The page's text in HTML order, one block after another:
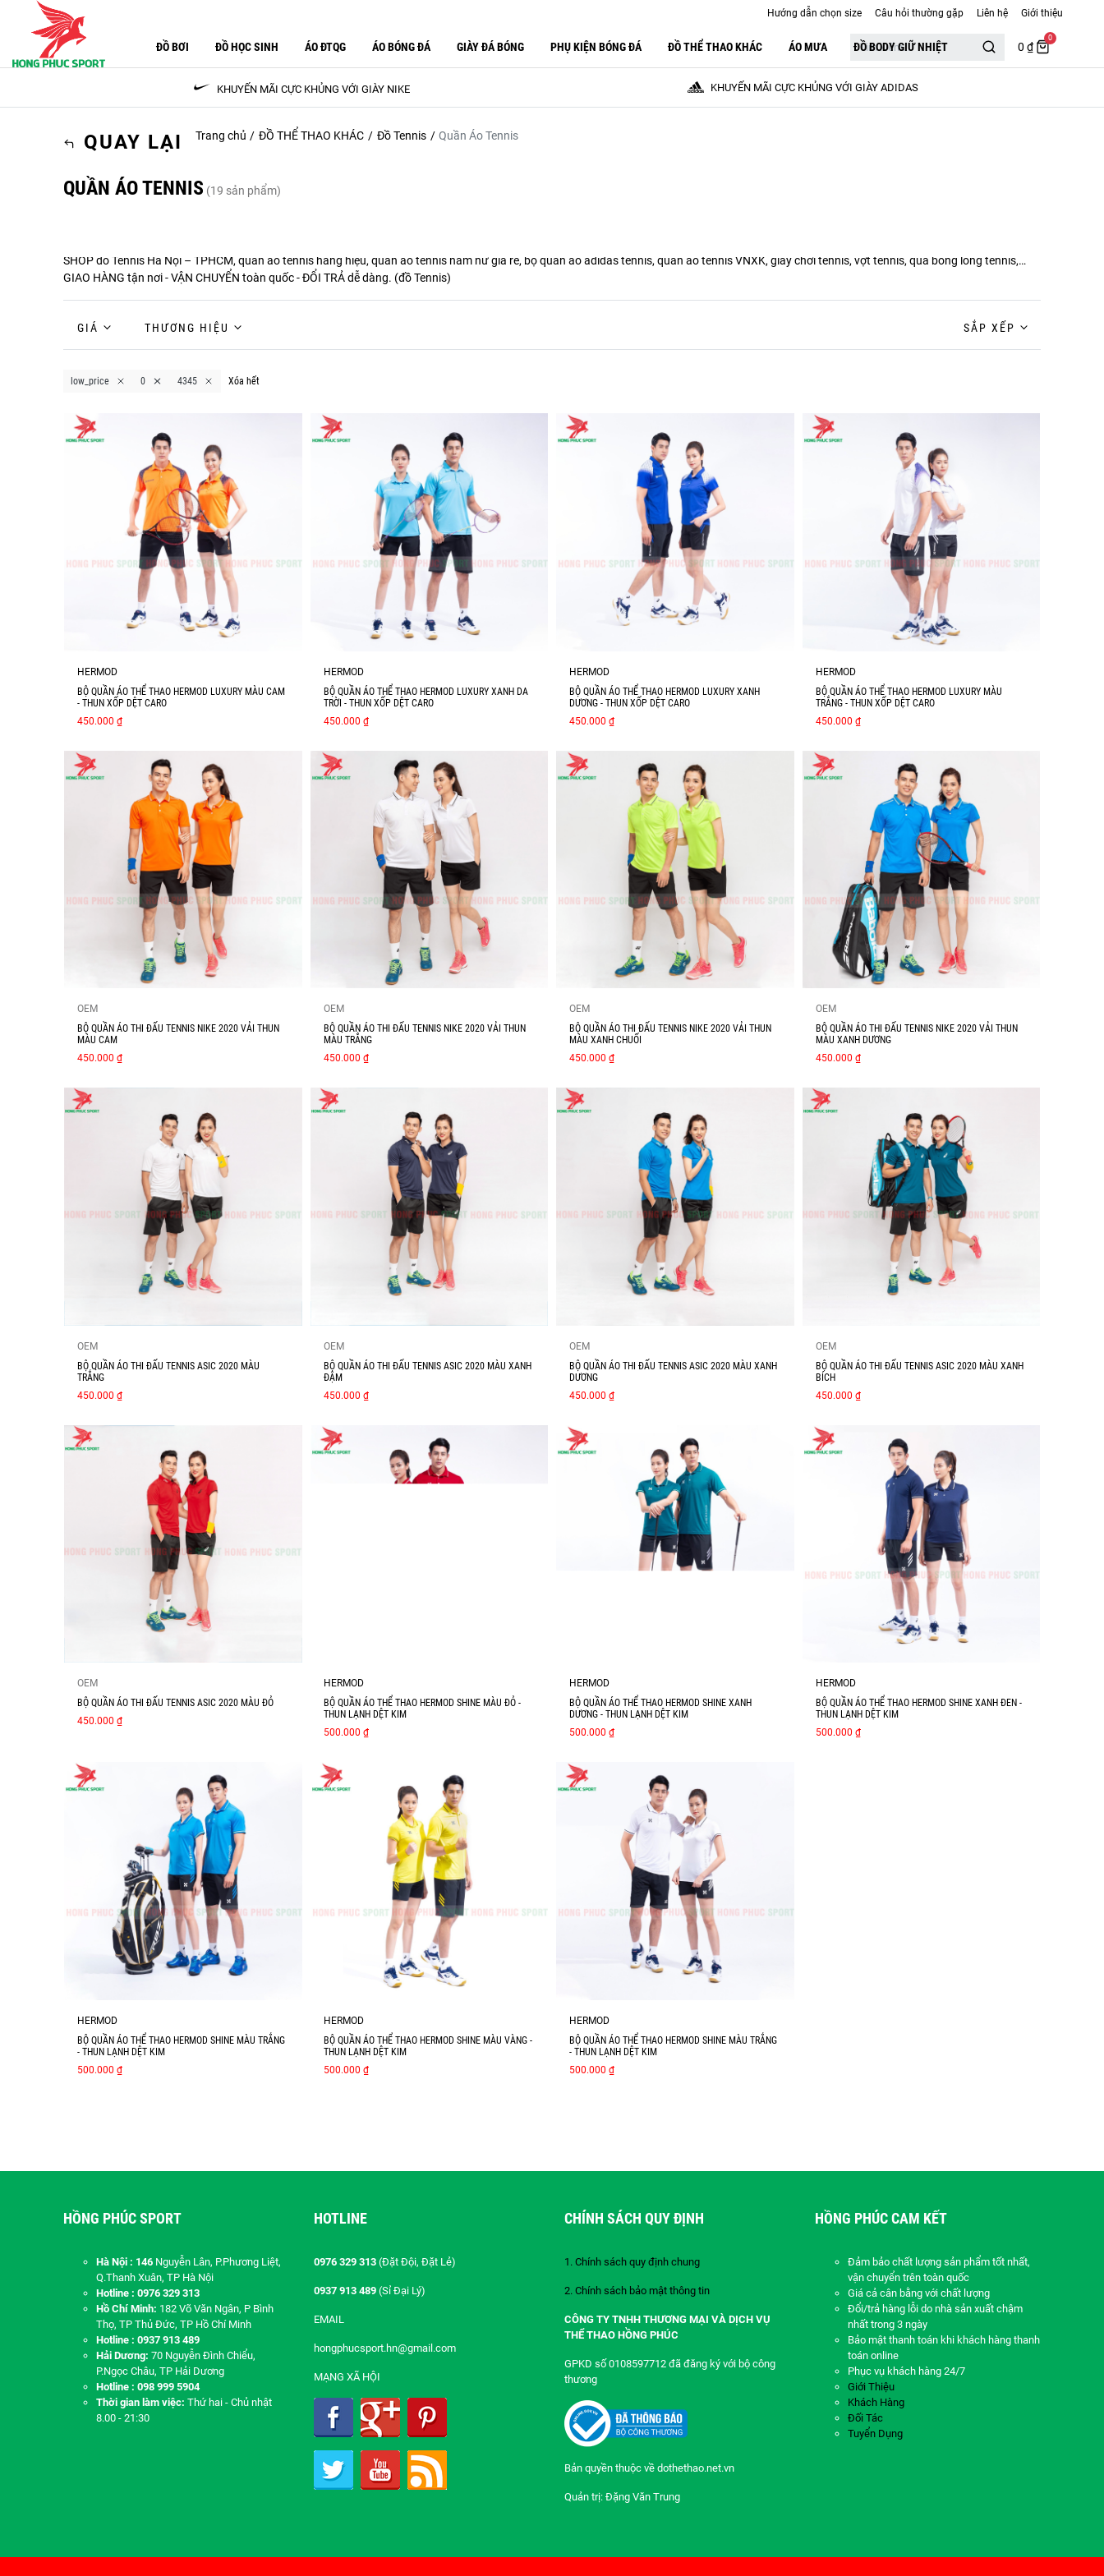
Hướng dẫn chọn size Câu hỏi thường gặp Liên hệ Giới thiệu
ĐỒ BƠI ĐỒ HỌC SINH ÁO ĐTQG ÁO BÓNG ĐÁ GIÀY ĐÁ BÓNG PHỤ KIỆN BÓNG ĐÁ ĐỒ THỂ THAO KHÁC ÁO MƯA ĐỒ BODY GIỮ NHIỆT 0 ₫
0
KHUYẾN MÃI CỰC KHỦNG VỚI GIÀY NIKE KHUYẾN MÃI CỰC KHỦNG VỚI GIÀY ADIDAS
QUAY LẠI Trang chủ ĐỒ THỂ THAO KHÁC Đồ Tennis Quần Áo Tennis
QUẦN ÁO TENNIS (19 sản phẩm)
SHOP đồ Tennis Hà Nội – TPHCM, quần áo tennis hàng hiệu, quần áo tennis nam nữ giá rẻ, bộ quần áo adidas tennis, quần áo tennis VNXK, giày chơi tennis, vợt tennis, quả bóng lông tennis,…
GIAO HÀNG tận nơi - VẬN CHUYỂN toàn quốc - ĐỔI TRẢ dễ dàng. (đồ Tennis)
GIÁ THƯƠNG HIỆU SẮP XẾP
low_price 0 4345 Xóa hết
HERMOD
BỘ QUẦN ÁO THỂ THAO HERMOD LUXURY MÀU CAM
- THUN XỐP DỆT CARO
450.000 ₫
HERMOD
BỘ QUẦN ÁO THỂ THAO HERMOD LUXURY XANH DA
TRỜI - THUN XỐP DỆT CARO
450.000 ₫
HERMOD
BỘ QUẦN ÁO THỂ THAO HERMOD LUXURY XANH
DƯƠNG - THUN XỐP DỆT CARO
450.000 ₫
HERMOD
BỘ QUẦN ÁO THỂ THAO HERMOD LUXURY MÀU
TRẮNG - THUN XỐP DỆT CARO
450.000 ₫
OEM
BỘ QUẦN ÁO THI ĐẤU TENNIS NIKE 2020 VẢI THUN
MÀU CAM
450.000 ₫
OEM
BỘ QUẦN ÁO THI ĐẤU TENNIS NIKE 2020 VẢI THUN
MÀU TRẮNG
450.000 ₫
OEM
BỘ QUẦN ÁO THI ĐẤU TENNIS NIKE 2020 VẢI THUN
MÀU XANH CHUỐI
450.000 ₫
OEM
BỘ QUẦN ÁO THI ĐẤU TENNIS NIKE 2020 VẢI THUN
MÀU XANH DƯƠNG
450.000 ₫
OEM
BỘ QUẦN ÁO THI ĐẤU TENNIS ASIC 2020 MÀU
TRẮNG
450.000 ₫
OEM
BỘ QUẦN ÁO THI ĐẤU TENNIS ASIC 2020 MÀU XANH
ĐẬM
450.000 ₫
OEM
BỘ QUẦN ÁO THI ĐẤU TENNIS ASIC 2020 MÀU XANH
DƯƠNG
450.000 ₫
OEM
BỘ QUẦN ÁO THI ĐẤU TENNIS ASIC 2020 MÀU XANH
BÍCH
450.000 ₫
OEM
BỘ QUẦN ÁO THI ĐẤU TENNIS ASIC 2020 MÀU ĐỎ
450.000 ₫
HERMOD
BỘ QUẦN ÁO THỂ THAO HERMOD SHINE MÀU ĐỎ -
THUN LẠNH DỆT KIM
500.000 ₫
HERMOD
BỘ QUẦN ÁO THỂ THAO HERMOD SHINE XANH
DƯƠNG - THUN LẠNH DỆT KIM
500.000 ₫
HERMOD
BỘ QUẦN ÁO THỂ THAO HERMOD SHINE XANH ĐEN -
THUN LẠNH DỆT KIM
500.000 ₫
HERMOD
BỘ QUẦN ÁO THỂ THAO HERMOD SHINE MÀU TRẮNG
- THUN LẠNH DỆT KIM
500.000 ₫
HERMOD
BỘ QUẦN ÁO THỂ THAO HERMOD SHINE MÀU VÀNG -
THUN LẠNH DỆT KIM
500.000 ₫
HERMOD
BỘ QUẦN ÁO THỂ THAO HERMOD SHINE MÀU TRẮNG
- THUN LẠNH DỆT KIM
500.000 ₫
HỒNG PHÚC SPORT
Hà Nội : 146 Nguyễn Lân, P.Phương Liệt,
Q.Thanh Xuân, TP Hà Nội
Hotline : 0976 329 313
Hồ Chí Minh: 182 Võ Văn Ngân, P Bình
Thọ, TP Thủ Đức, TP Hồ Chí Minh
Hotline : 0937 913 489
Hải Dương: 70 Nguyễn Đình Chiểu,
P.Ngọc Châu, TP Hải Dương
Hotline : 098 999 5904
Thời gian làm việc: Thứ hai - Chủ nhật
8.00 - 21:30
HOTLINE
0976 329 313 (Đặt Đội, Đặt Lẻ)
0937 913 489 (Sỉ Đại Lý)
EMAIL
hongphucsport.hn@gmail.com
MẠNG XÃ HỘI
CHÍNH SÁCH QUY ĐỊNH
1. Chính sách quy định chung
2. Chính sách bảo mật thông tin
CÔNG TY TNHH THƯƠNG MẠI VÀ DỊCH VỤ
THỂ THAO HỒNG PHÚC
GPKD số 0108597712 đã đăng ký với bộ công
thương
Bản quyền thuộc về dothethao.net.vn
Quản trị: Đặng Văn Trung
HỒNG PHÚC CAM KẾT
Đảm bảo chất lượng sản phẩm tốt nhất,
vận chuyển trên toàn quốc
Giá cả cân bằng với chất lượng
Đổi/trả hàng lỗi do nhà sản xuất chậm
nhất trong 3 ngày
Bảo mật thanh toán khi khách hàng thanh
toán online
Phục vụ khách hàng 24/7
Giới Thiệu
Khách Hàng
Đối Tác
Tuyển Dụng